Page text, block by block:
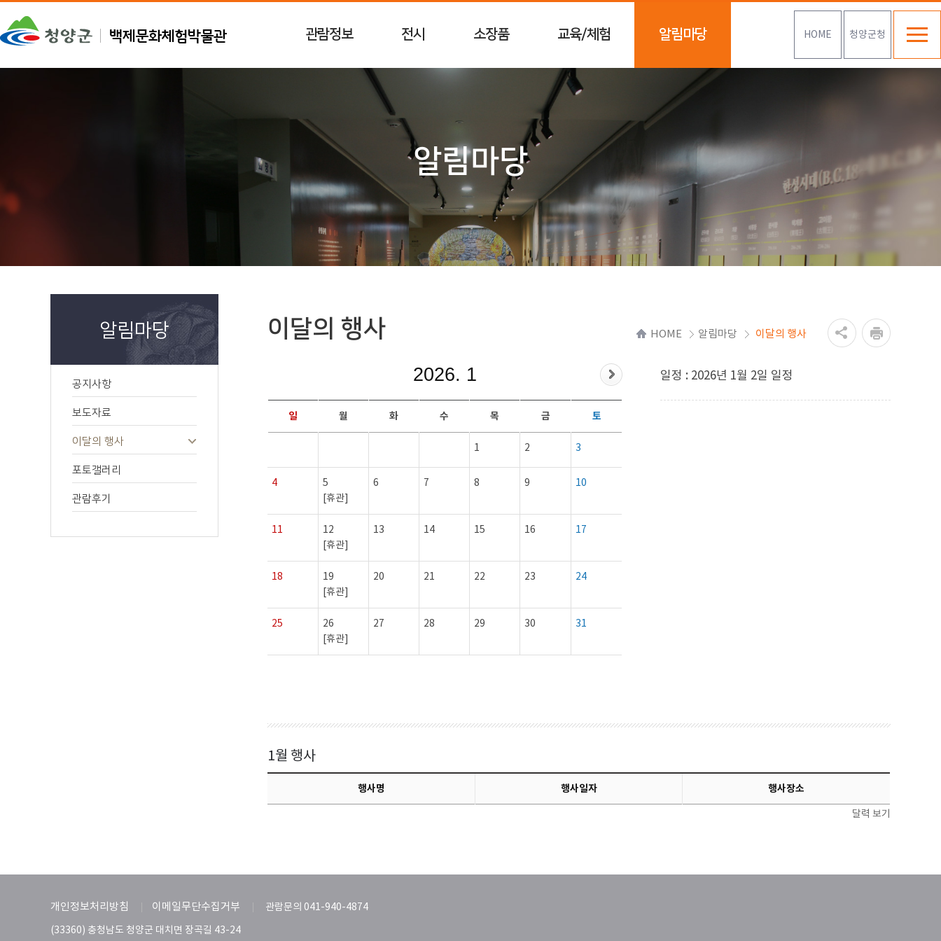
HOME 청양군청
관람정보 전시 소장품 교육/체험 알림마당
알림마당
알림마당
공지사항
보도자료
이달의 행사
포토갤러리
관람후기
이달의 행사 HOME 알림마당 이달의 행사
2026. 1
일 월 화 수 목 금 토
1 2 3
4
5
[휴관]
6 7 8 9 10
11
12
[휴관]
13 14 15 16 17
18
19
[휴관]
20 21 22 23 24
25
26
[휴관]
27 28 29 30 31
일정 : 2026년 1월 2일 일정
1월 행사
행사명 행사일자 행사장소
달력 보기
개인정보처리방침 이메일무단수집거부 관람문의 041-940-4874
(33360) 충청남도 청양군 대치면 장곡길 43-24